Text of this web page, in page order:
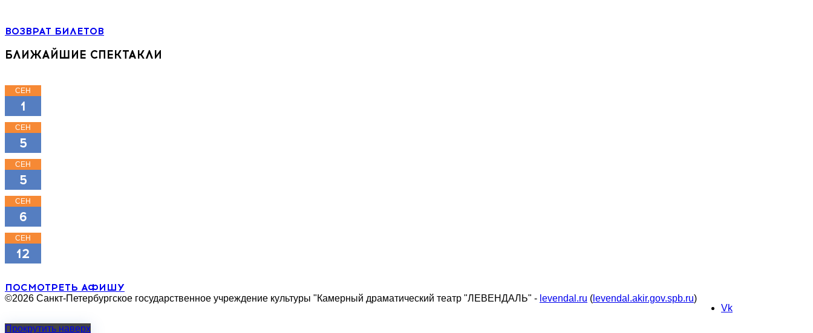
ВОЗВРАТ БИЛЕТОВ
БЛИЖАЙШИЕ СПЕКТАКЛИ
СЕН
1
СЕН
5
СЕН
5
СЕН
6
СЕН
12
ПОСМОТРЕТЬ АФИШУ
©2026 Санкт-Петербургское государственное учреждение культуры "Камерный драматический театр "ЛЕВЕНДАЛЬ" - levendal.ru ( levendal.akir.gov.spb.ru)
Vk
Прокрутить наверх